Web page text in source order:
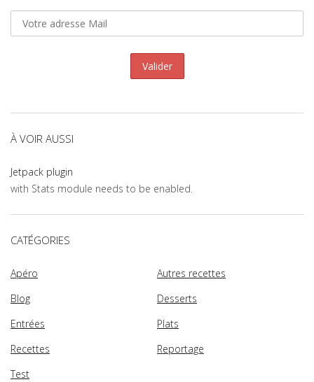
À VOIR AUSSI
Jetpack plugin
with Stats module needs to be enabled.
CATÉGORIES
Apéro
Autres recettes
Blog
Desserts
Entrées
Plats
Recettes
Reportage
Test